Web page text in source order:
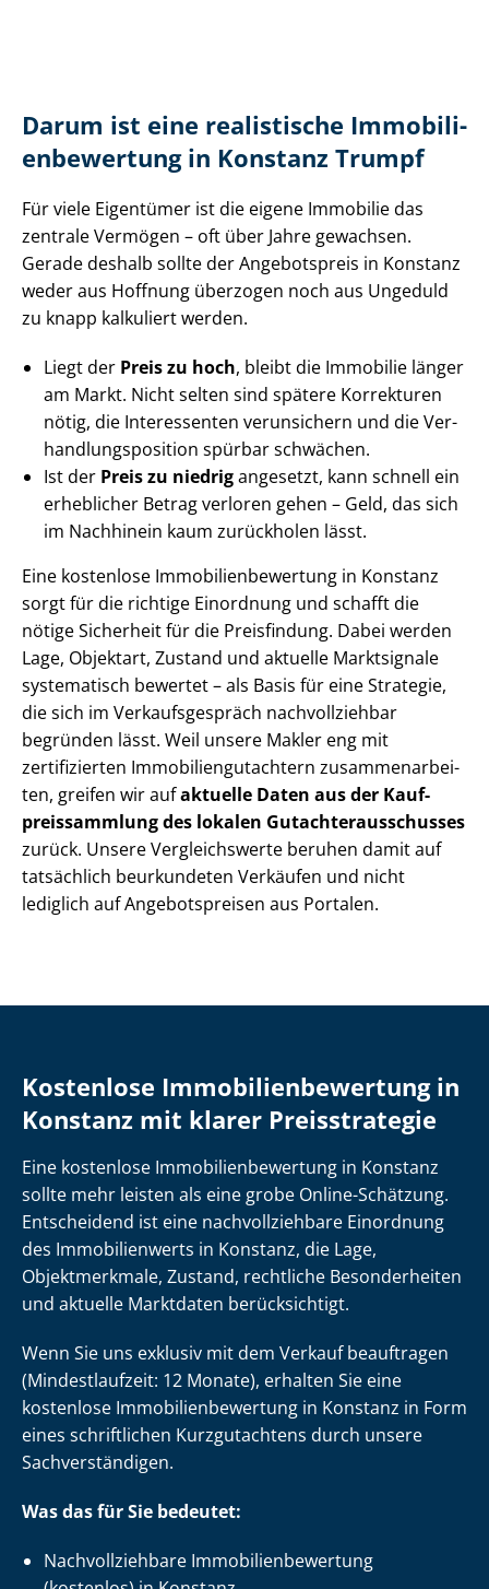
Darum ist eine realistische Im­mo­bi­li­
en­be­wer­tung in Konstanz Trumpf
Für viele Eigentümer ist die eigene Immobilie das
zentrale Vermögen – oft über Jahre gewachsen.
Gerade deshalb sollte der Angebotspreis in Konstanz
weder aus Hoffnung überzogen noch aus Ungeduld
zu knapp kalkuliert werden.
Liegt der Preis zu hoch, bleibt die Immobilie länger
am Markt. Nicht selten sind spätere Korrekturen
nötig, die Interessenten verunsichern und die Ver­
hand­lungs­po­si­ti­on spürbar schwächen.
Ist der Preis zu niedrigangesetzt, kann schnell ein
erheblicher Betrag verloren gehen – Geld, das sich
im Nachhinein kaum zurückholen lässt.
Eine kostenlose Im­mo­bi­li­en­be­wer­tung in Konstanz
sorgt für die richtige Einordnung und schafft die
nötige Sicherheit für die Preisfindung. Dabei werden
Lage, Objektart, Zustand und aktuelle Marktsignale
systematisch bewertet – als Basis für eine Strategie,
die sich im Ver­kaufs­ge­spräch nachvollziehbar
begründen lässt. Weil unsere Makler eng mit
zertifizierten Im­mo­bi­li­en­gut­ach­tern zu­sam­men­ar­bei­
ten, greifen wir aufaktuelle Daten aus der Kauf­
preis­samm­lung des lokalen Gut­ach­ter­aus­schus­ses
zurück. Unsere Vergleichswerte beruhen damit auf
tatsächlich beurkundeten Verkäufen und nicht
lediglich auf Angebotspreisen aus Portalen.
Kostenlose Im­mo­bi­li­en­be­wer­tung in
Konstanz mit klarer Preisstrategie
Eine kostenlose Im­mo­bi­li­en­be­wer­tung in Konstanz
sollte mehr leisten als eine grobe Online-Schätzung.
Entscheidend ist eine nach­voll­zieh­ba­re Einordnung
des Immobilienwerts in Konstanz, die Lage,
Objektmerkmale, Zustand, rechtliche Besonderheiten
und aktuelle Marktdaten berücksichtigt.
Wenn Sie uns exklusiv mit dem Verkauf beauftragen
(Mindestlaufzeit: 12 Monate), erhalten Sie eine
kostenlose Im­mo­bi­li­en­be­wer­tung in Konstanz in Form
eines schriftlichen Kurzgutachtens durch unsere
Sach­ver­stän­di­gen.
Was das für Sie bedeutet:
Nach­voll­zieh­ba­re Im­mo­bi­li­en­be­wer­tung